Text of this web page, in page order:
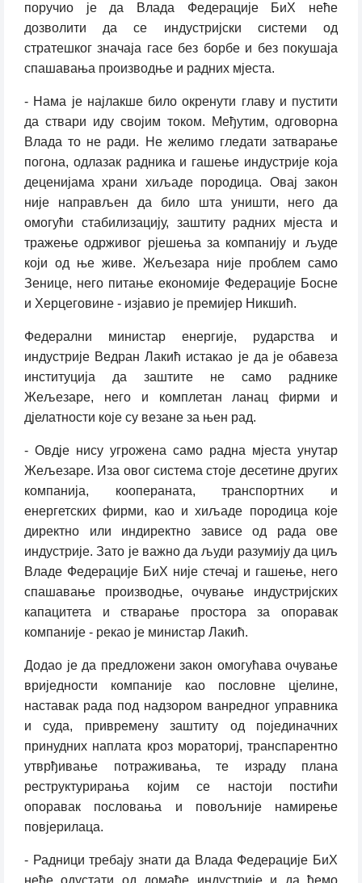
поручио је да Влада Федерације БиХ неће
дозволити да се индустријски системи од
стратешког значаја гасе без борбе и без покушаја
спашавања производње и радних мјеста.
- Нама је најлакше било окренути главу и пустити
да ствари иду својим током. Међутим, одговорна
Влада то не ради. Не желимо гледати затварање
погона, одлазак радника и гашење индустрије која
деценијама храни хиљаде породица. Овај закон
није направљен да било шта уништи, него да
омогући стабилизацију, заштиту радних мјеста и
тражење одрживог рјешења за компанију и људе
који од ње живе. Жељезара није проблем само
Зенице, него питање економије Федерације Босне
и Херцеговине - изјавио је премијер Никшић.
Федерални министар енергије, рударства и
индустрије Ведран Лакић истакао је да је обавеза
институција да заштите не само раднике
Жељезаре, него и комплетан ланац фирми и
дјелатности које су везане за њен рад.
- Овдје нису угрожена само радна мјеста унутар
Жељезаре. Иза овог система стоје десетине других
компанија, коопераната, транспортних и
енергетских фирми, као и хиљаде породица које
директно или индиректно зависе од рада ове
индустрије. Зато је важно да људи разумију да циљ
Владе Федерације БиХ није стечај и гашење, него
спашавање производње, очување индустријских
капацитета и стварање простора за опоравак
компаније - рекао је министар Лакић.
Додао је да предложени закон омогућава очување
вриједности компаније као пословне цјелине,
наставак рада под надзором ванредног управника
и суда, привремену заштиту од појединачних
принудних наплата кроз мораториј, транспарентно
утврђивање потраживања, те израду плана
реструктурирања којим се настоји постићи
опоравак пословања и повољније намирење
повјерилаца.
- Радници требају знати да Влада Федерације БиХ